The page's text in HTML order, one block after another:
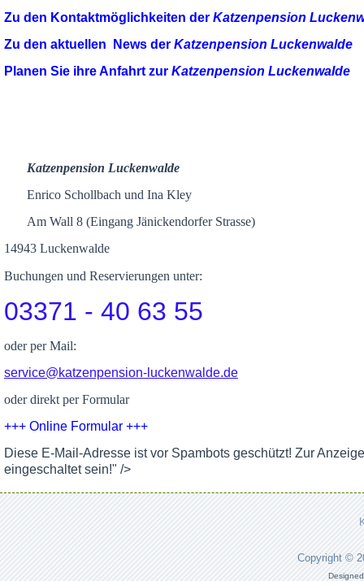
Zu den Kontaktmöglichkeiten der Katzenpension
Zu den aktuellen News der Katzenpension Luckenwalde
Planen Sie ihre Anfahrt zur Katzenpension Luckenwalde
Katzenpension Luckenwalde
Enrico Schollbach und Ina Kley
Am Wall 8 (Eingang Jänickendorfer Strasse)
14943 Luckenwalde
Buchungen und Reservierungen unter:
03371 - 40 63 55
oder per Mail:
service@katzenpension-luckenwalde.de
oder direkt per Formular
+++ Online Formular +++
Diese E-Mail-Adresse ist vor Spambots geschützt! Zur
eingeschaltet sein!" />
Copyright ©